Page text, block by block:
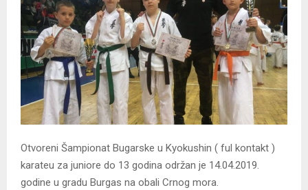
Otvoreni Šampionat Bugarske u Kyokushin ( ful kontakt )
karateu za juniore do 13 godina održan je 14.04.2019.
godine u gradu Burgas na obali Crnog mora.